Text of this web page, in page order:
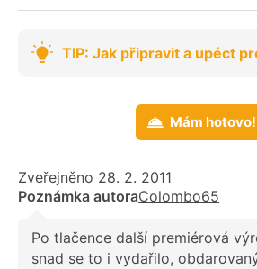
TIP: Jak připravit a upéct
Mám hotovo!
Zveřejněno 28. 2. 2011
Poznámka autoraColombo65
Po tlačence další premiérová
snad se to i vydařilo,